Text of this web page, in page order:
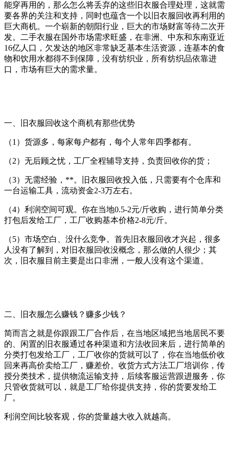
能穿再用的，那么怎么将丢弃的这些旧衣服合理处理，这就需
要各界的关注和支持，同时也蕴含一个以旧衣服回收再利用的
巨大商机。一个崭新的朝阳行业，巨大的市场财富等待二次开
发。二手衣服在国外市场需求旺盛，在非洲、中东和东南亚近
16亿人口，欠发达的地区非常缺乏基本生活资源，连基本的食
物和饮用水都得不到保障，没有纺织业，所有纺织品依靠进
口，市场有巨大的需求量。
一、旧衣服回收这个商机有那些优势
（1）货源多，每家每户都有，每个人常年四季都有。
（2）无后顾之忧，工厂全程辅导支持，负责回收你的货；
（3）无需经验，**。旧衣服回收投入低，只需要有个仓库和
一台运输工具，流动资金2-3万左右。
（4）利润空间可观。你在当地0.5-2元/斤收购，进行简单分类
打包后发给工厂，工厂收购基本价格2-8元/斤。
（5）市场空白、没什么竞争。首先旧衣服回收才兴起，很多
人没有了解到，对旧衣服回收没概念，那么做的人很少；其
次，旧衣服目前主要是出口非洲，一般人没有这个渠道。
二、旧衣服怎么赚钱？赚多少钱？
简而言之就是你跟跟工厂合作后，在当地区域把当地居民不要
的、闲置的旧衣服通过各种渠道和方法收回来后，进行简单的
分类打包发给工厂，工厂收你的货就可以了，你在当地低价收
回来再高价卖给工厂，赚差价。收货方式方法工厂培训你，传
授分类技术，提供物流运输支持，后续客服运营跟进服务，你
只管收货就可以，就是工厂给你提供支持，你的货要发给工
厂。
利润空间比较客观，你的货量越大收入就越高。